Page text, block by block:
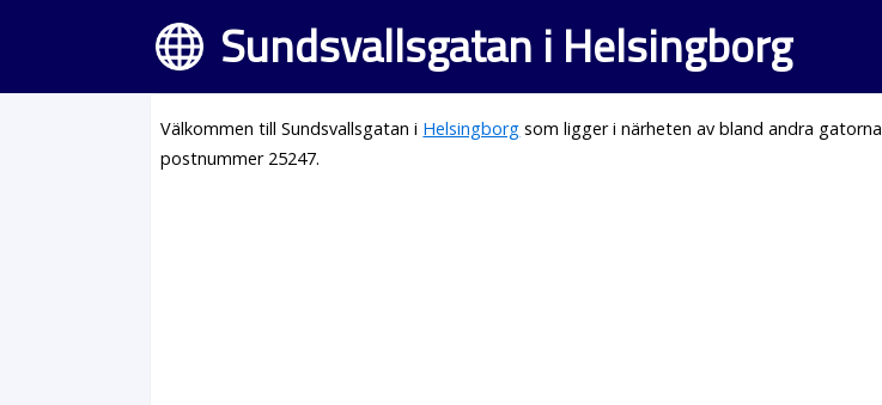
Sundsvallsgatan i Helsingborg
Välkommen till Sundsvallsgatan i Helsingborg som ligger i närheten av bland andra gatorna
postnummer 25247.